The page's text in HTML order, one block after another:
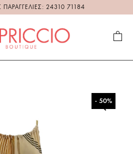
ΠΑΡΑΓΓΕΛΙΕΣ: 24310 71184
- 50%